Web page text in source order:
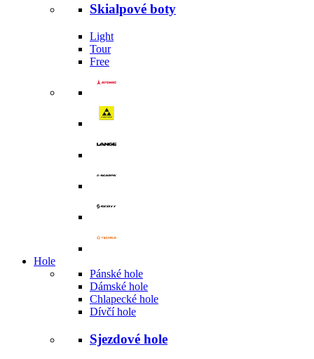
Skialpové boty
Light
Tour
Free
Hole
Pánské hole
Dámské hole
Chlapecké hole
Dívčí hole
Sjezdové hole